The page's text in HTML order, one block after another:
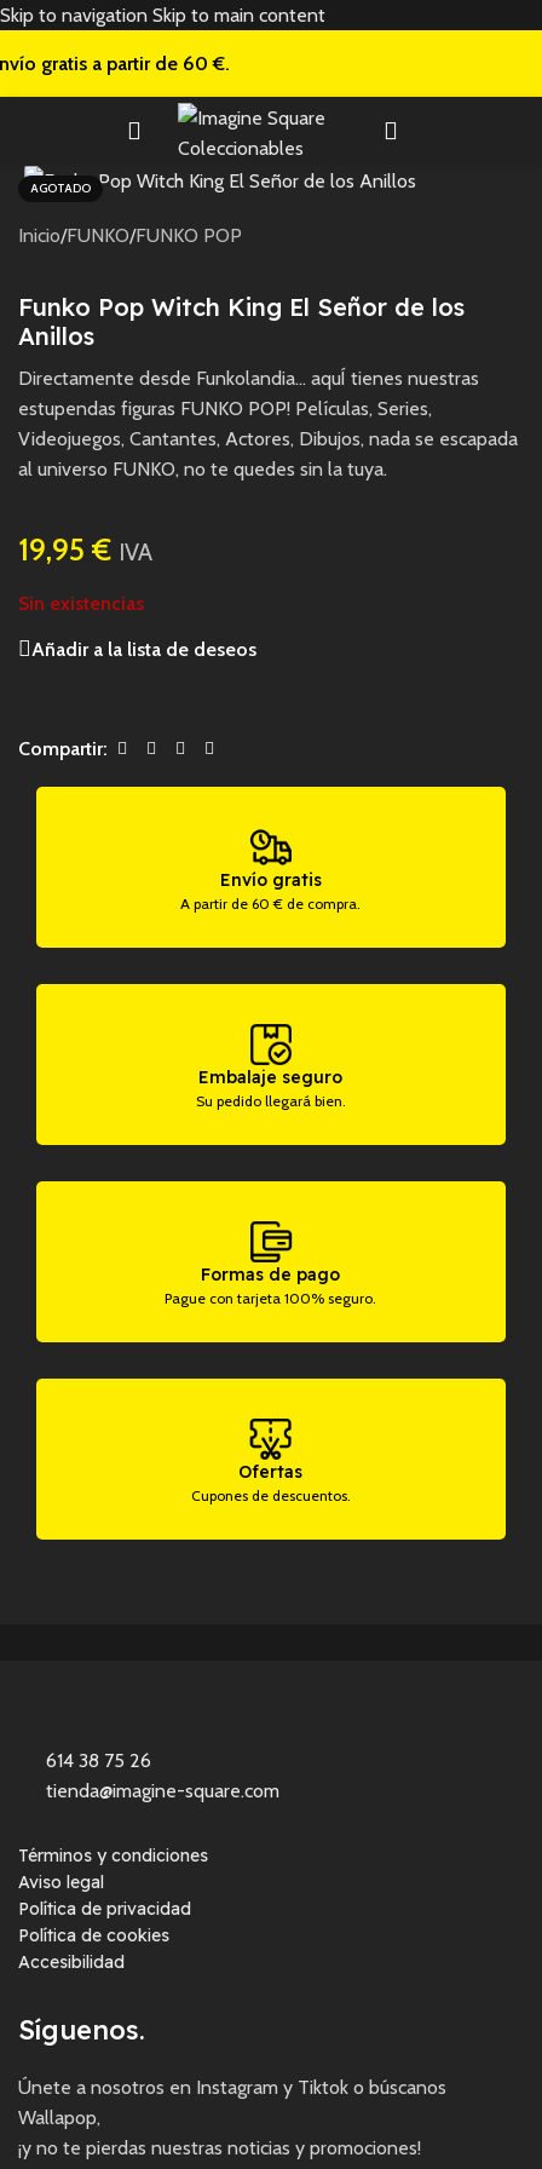
Skip to navigation Skip to main content
gratis a partir de 60 €.
AGOTADO
Inicio/FUNKO/FUNKO POP
Funko Pop Witch King El Señor de los
Anillos
Directamente desde Funkolandia… aquÍ tienes nuestras
estupendas figuras FUNKO POP! Películas, Series,
Videojuegos, Cantantes, Actores, Dibujos, nada se escapada
al universo FUNKO, no te quedes sin la tuya.
19,95 € IVA
Sin existencias
Añadir a la lista de deseos
Compartir:
Envío gratis
A partir de 60 € de compra.
Embalaje seguro
Su pedido llegará bien.
Formas de pago
Pague con tarjeta 100% seguro.
Ofertas
Cupones de descuentos.
614 38 75 26
tienda@imagine-square.com
Términos y condiciones
Aviso legal
Política de privacidad
Política de cookies
Accesibilidad
Síguenos.
Únete a nosotros en Instagram y Tiktok o búscanos
Wallapop,
¡y no te pierdas nuestras noticias y promociones!